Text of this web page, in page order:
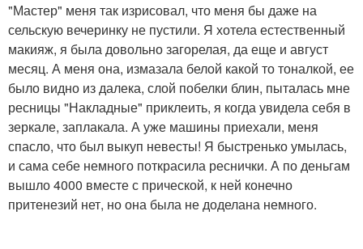
"Мастер" меня так изрисовал, что меня бы даже на
сельскую вечеринку не пустили. Я хотела естественный
макияж, я была довольно загорелая, да еще и август
месяц. А меня она, измазала белой какой то тоналкой, ее
было видно из далека, слой побелки блин, пыталась мне
ресницы "Накладные" приклеить, я когда увидела себя в
зеркале, заплакала. А уже машины приехали, меня
спасло, что был выкуп невесты! Я быстренько умылась,
и сама себе немного поткрасила реснички. А по деньгам
вышло 4000 вместе с прической, к ней конечно
притенезий нет, но она была не доделана немного.